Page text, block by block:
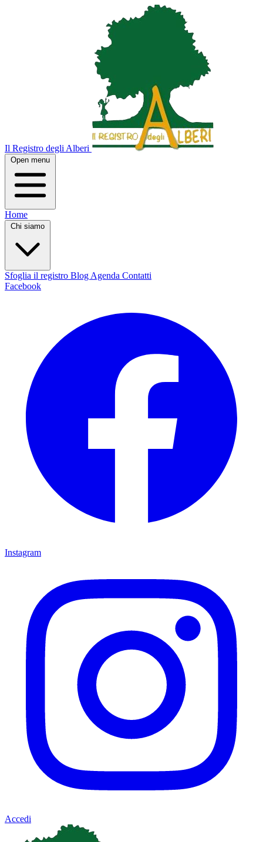
Il Registro degli Alberi
Open menu
Home
Chi siamo
Sfoglia il registro Blog Agenda Contatti
Facebook
Instagram
Accedi